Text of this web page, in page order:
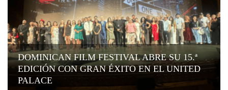
DOMINICAN FILM FESTIVAL ABRE SU 15.ª
EDICIÓN CON GRAN ÉXITO EN EL UNITED
PALACE